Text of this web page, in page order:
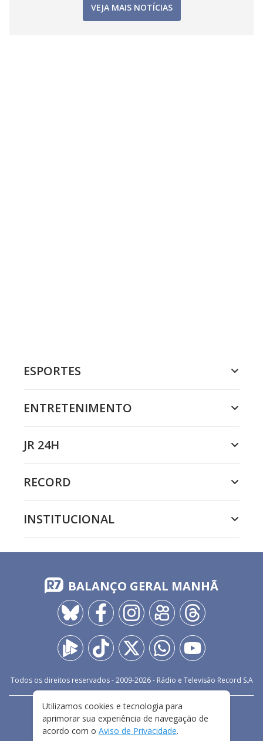
VEJA MAIS NOTÍCIAS
ESPORTES
ENTRETENIMENTO
JR 24H
RECORD
INSTITUCIONAL
BALANÇO GERAL MANHÃ
Todos os direitos reservados - 2009-2026- Rádio e Televisão Record S.A
FALE CONOSCO
PRIVACIDADE
TERMOS E CONDIÇÕES DE USO
Utilizamos cookies e tecnologia para
aprimorar sua experiência de navegação de
acordo com o Aviso de Privacidade.